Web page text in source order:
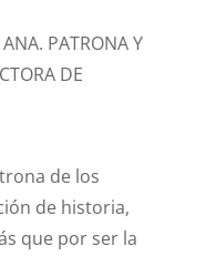
PATRONA Y
DE
de los
de historia,
que por ser la